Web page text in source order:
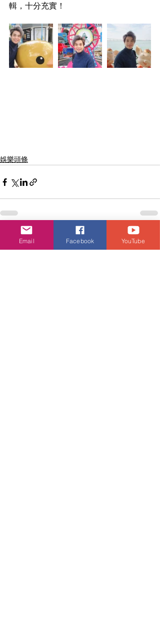
輯，十分充實！
娛樂頭條
相關文章 查看全部
Email Facebook YouTube